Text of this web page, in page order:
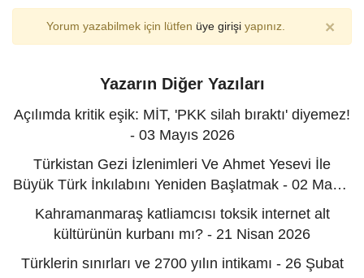
Yorum yazabilmek için lütfen üye girişiyapınız. ×
Yazarın Diğer Yazıları
Açılımda kritik eşik: MİT, 'PKK silah bıraktı' diyemez!
- 03 Mayıs 2026
Türkistan Gezi İzlenimleri Ve Ahmet Yesevi İle
Büyük Türk İnkılabını Yeniden Başlatmak - 02 Mayıs
2026
Kahramanmaraş katliamcısı toksik internet alt
kültürünün kurbanı mı? - 21 Nisan 2026
Türklerin sınırları ve 2700 yılın intikamı - 26 Şubat